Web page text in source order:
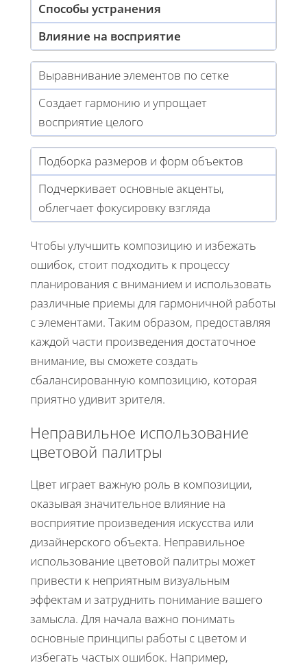
Способы устранения
Влияние на восприятие
Выравнивание элементов по сетке
Создает гармонию и упрощает
восприятие целого
Подборка размеров и форм объектов
Подчеркивает основные акценты,
облегчает фокусировку взгляда
Чтобы улучшить композицию и избежать
ошибок, стоит подходить к процессу
планирования с вниманием и использовать
различные приемы для гармоничной работы
с элементами. Таким образом, предоставляя
каждой части произведения достаточное
внимание, вы сможете создать
сбалансированную композицию, которая
приятно удивит зрителя.
Неправильное использование
цветовой палитры
Цвет играет важную роль в композиции,
оказывая значительное влияние на
восприятие произведения искусства или
дизайнерского объекта. Неправильное
использование цветовой палитры может
привести к неприятным визуальным
эффектам и затруднить понимание вашего
замысла. Для начала важно понимать
основные принципы работы с цветом и
избегать частых ошибок. Например,